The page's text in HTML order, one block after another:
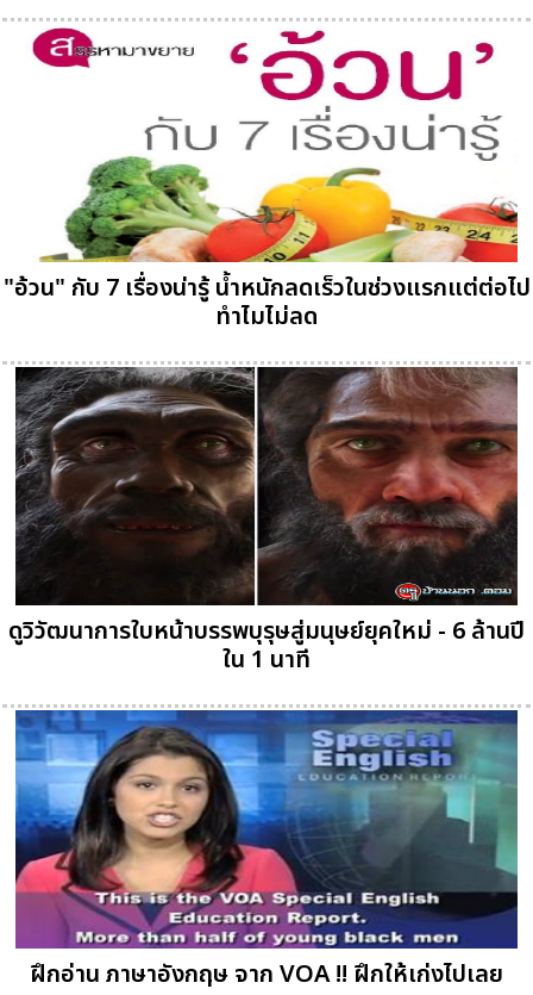
"อ้วน" กับ 7 เรื่องน่ารู้ น้ำหนักลดเร็วในช่วงแรกแต่ต่อไป
ทำไมไม่ลด
ดูวิวัฒนาการใบหน้าบรรพบุรุษสู่มนุษย์ยุคใหม่ - 6 ล้านปี
ใน 1 นาที
ฝึกอ่าน ภาษาอังกฤษ จาก VOA !! ฝึกให้เก่งไปเลย